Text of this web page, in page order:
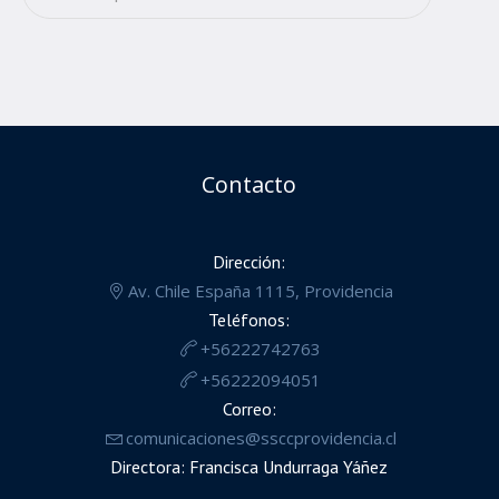
Contacto
Dirección:
Av. Chile España 1115, Providencia
Teléfonos:
+56222742763
+56222094051
Correo:
comunicaciones@ssccprovidencia.cl
Directora: Francisca Undurraga Yáñez